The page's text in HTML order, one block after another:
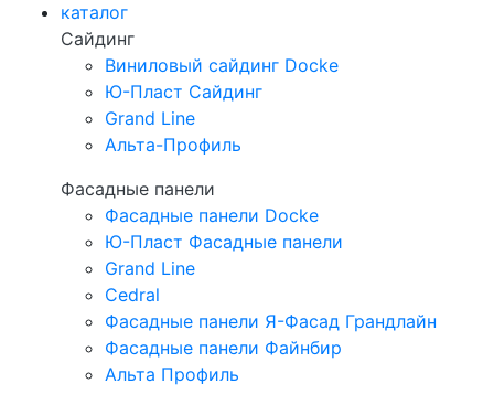
каталог
Сайдинг
Виниловый сайдинг Docke
Ю-Пласт Сайдинг
Grand Line
Альта-Профиль
Фасадные панели
Фасадные панели Docke
Ю-Пласт Фасадные панели
Grand Line
Cedral
Фасадные панели Я-Фасад Грандлайн
Фасадные панели Файнбир
Альта Профиль